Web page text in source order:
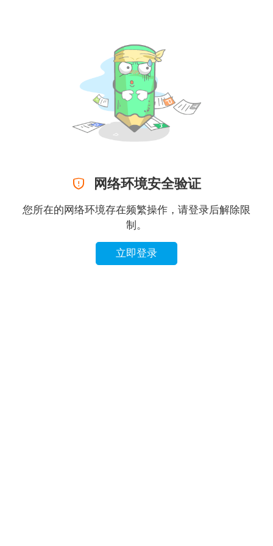
 网络环境安全验证
您所在的网络环境存在频繁操作，请登录后解除限
制。
立即登录